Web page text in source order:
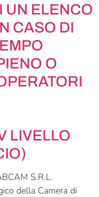
UN ELENCO
CASO DI
O
LIVELLO
S.R.L.
della Camera di